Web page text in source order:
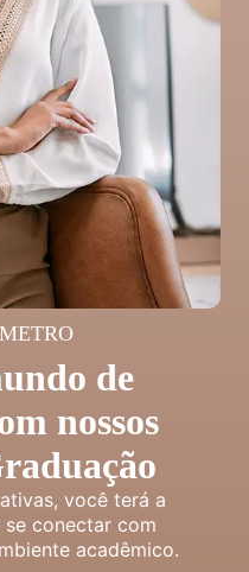
de
nossos
você terá a
conectar com
acadêmico.